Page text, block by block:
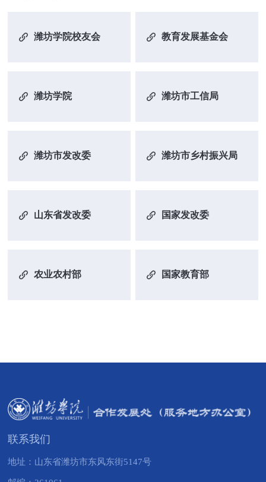
潍坊学院校友会 教育发展基金会
潍坊学院 潍坊市工信局
潍坊市发改委 潍坊市乡村振兴局
山东省发改委 国家发改委
农业农村部 国家教育部
联系我们
地址：山东省潍坊市东风东街5147号